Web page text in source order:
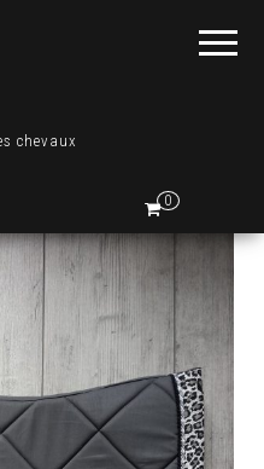
chevaux
0